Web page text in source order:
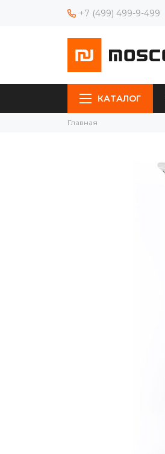
+7 (499) 499-9-499
КАТАЛОГ
Главная